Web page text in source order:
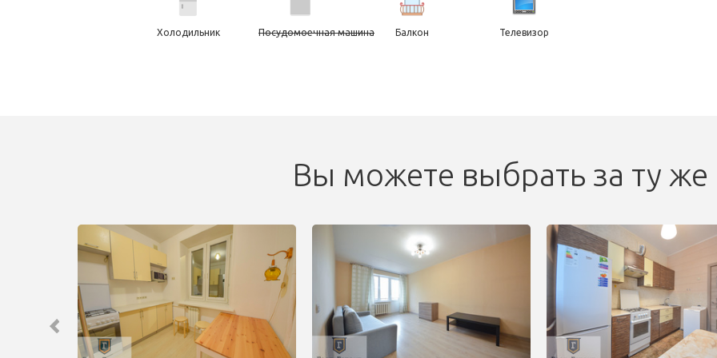
Холодильник Посудомоечная машина Балкон Телевизор
Вы можете выбрать за ту же